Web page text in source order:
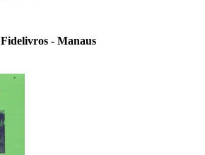
Fidelivros - Manaus